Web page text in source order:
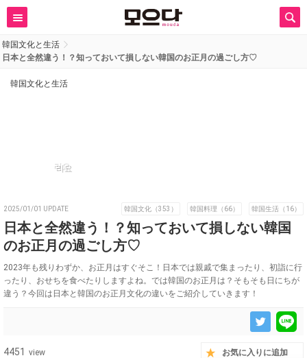
韓国文化と生活
日本と全然違う！？知っておいて損しない韓国のお正月の過ごし方♡
韓国文化と生活
리요
2025/01/01 UPDATE 韓国文化（353） 韓国料理（66） 韓国生活（16）
日本と全然違う！？知っておいて損しない韓国
のお正月の過ごし方♡
2023年も残りわずか、お正月はすぐそこ！日本では親戚で集まったり、初詣に行
ったり、おせちを食べたりしますよね。では韓国のお正月は？そもそも日にちが
違う？今回は日本と韓国のお正月文化の違いをご紹介していきます！
4451 view お気に入りに追加